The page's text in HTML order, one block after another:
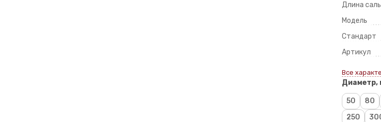
Длина
Модель
Стандарт
Артикул
Все
Диаметр,
50 80
250